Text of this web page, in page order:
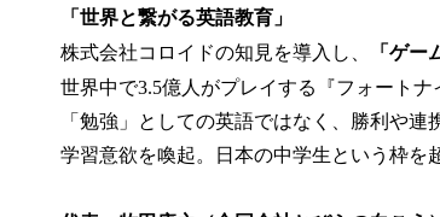
「世界と繋がる英語教育」
株式会社コロイドの知見を導入し、
「ゲ
世界中で3.5億人がプレイする『フォート
「勉強」としての英語ではなく、勝利や
学習意欲を喚起。日本の中学生という枠を